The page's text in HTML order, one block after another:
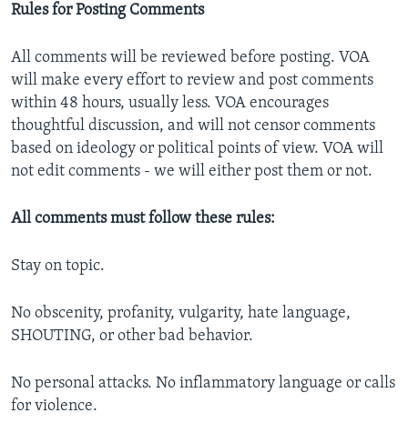
Rules for Posting Comments
All comments will be reviewed before posting. VOA
will make every effort to review and post comments
within 48 hours, usually less. VOA encourages
thoughtful discussion, and will not censor comments
based on ideology or political points of view. VOA will
not edit comments - we will either post them or not.
All comments must follow these rules:
Stay on topic.
No obscenity, profanity, vulgarity, hate language,
SHOUTING, or other bad behavior.
No personal attacks. No inflammatory language or calls
for violence.